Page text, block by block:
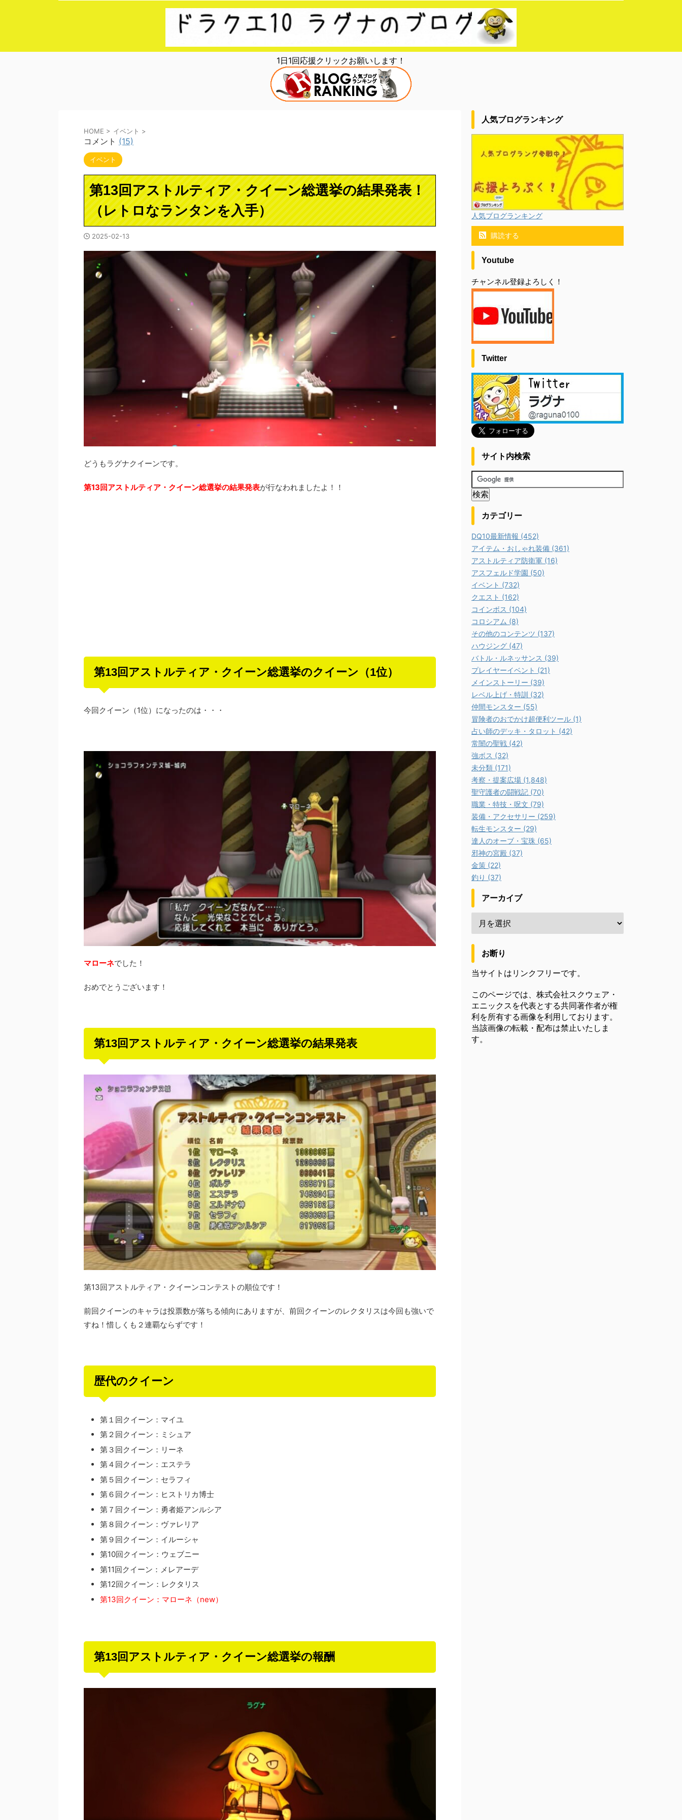
1日1回応援クリックお願いします！
HOME > イベント >
コメント (15)
イベント
第13回アストルティア・クイーン総選挙の結果発表！
（レトロなランタンを入手）
2025-02-13
どうもラグナクイーンです。
第13回アストルティア・クイーン総選挙の結果発表が行なわれましたよ！！
第13回アストルティア・クイーン総選挙のクイーン（1位）
今回クイーン（1位）になったのは・・・
マローネでした！
おめでとうございます！
第13回アストルティア・クイーン総選挙の結果発表
第13回アストルティア・クイーンコンテストの順位です！
前回クイーンのキャラは投票数が落ちる傾向にありますが、前回クイーンのレクタリスは今回も強いで
すね！惜しくも２連覇ならずです！
歴代のクイーン
第１回クイーン：マイユ
第２回クイーン：ミシュア
第３回クイーン：リーネ
第４回クイーン：エステラ
第５回クイーン：セラフィ
第６回クイーン：ヒストリカ博士
第７回クイーン：勇者姫アンルシア
第８回クイーン：ヴァレリア
第９回クイーン：イルーシャ
第10回クイーン：ウェブニー
第11回クイーン：メレアーデ
第12回クイーン：レクタリス
第13回クイーン：マローネ（new）
第13回アストルティア・クイーン総選挙の報酬
人気ブログランキング
人気ブログランキング
購読する
Youtube
チャンネル登録よろしく！
Twitter
サイト内検索
カテゴリー
DQ10最新情報 (452)
アイテム・おしゃれ装備 (361)
アストルティア防衛軍 (16)
アスフェルド学園 (50)
イベント (732)
クエスト (162)
コインボス (104)
コロシアム (8)
その他のコンテンツ (137)
ハウジング (47)
バトル・ルネッサンス (39)
プレイヤーイベント (21)
メインストーリー (39)
レベル上げ・特訓 (32)
仲間モンスター (55)
冒険者のおでかけ超便利ツール (1)
占い師のデッキ・タロット (42)
常闇の聖戦 (42)
強ボス (32)
未分類 (171)
考察・提案広場 (1,848)
聖守護者の闘戦記 (70)
職業・特技・呪文 (79)
装備・アクセサリー (259)
転生モンスター (29)
達人のオーブ・宝珠 (65)
邪神の宮殿 (37)
金策 (22)
釣り (37)
アーカイブ
お断り
当サイトはリンクフリーです。
このページでは、株式会社スクウェア・
エニックスを代表とする共同著作者が権
利を所有する画像を利用しております。
当該画像の転載・配布は禁止いたしま
す。